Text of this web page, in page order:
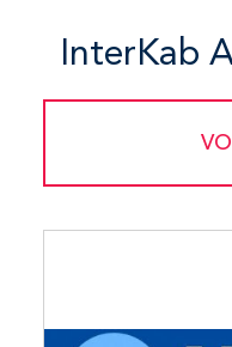
InterKab